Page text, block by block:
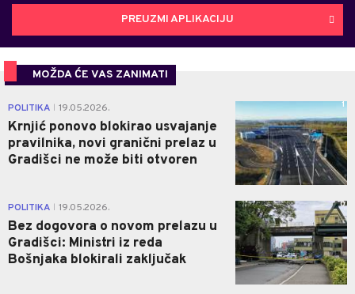
PREUZMI APLIKACIJU
MOŽDA ĆE VAS ZANIMATI
POLITIKA 19.05.2026.
Krnjić ponovo blokirao usvajanje
pravilnika, novi granični prelaz u
Gradišci ne može biti otvoren
1
POLITIKA 19.05.2026.
Bez dogovora o novom prelazu u
Gradišci: Ministri iz reda
Bošnjaka blokirali zaključak
0